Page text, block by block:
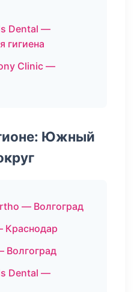
Dental —
гигиена
Clinic —
Южный
— Волгоград
Краснодар
Волгоград
Dental —